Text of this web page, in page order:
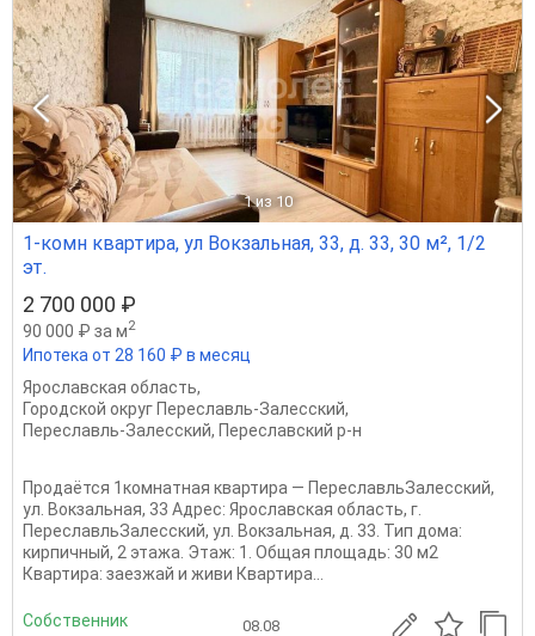
1 из 10
1-комн квартира, ул Вокзальная, 33, д. 33, 30 м², 1/2
эт.
2 700 000 ₽
90 000 ₽ за м2
Ипотека от 28 160 ₽ в месяц
Ярославская область,
Городской округ Переславль-Залесский,
Переславль-Залесский, Переславский р-н
Продаётся 1комнатная квартира — ПереславльЗалесский,
ул. Вокзальная, 33 Адрес: Ярославская область, г.
ПереславльЗалесский, ул. Вокзальная, д. 33. Тип дома:
кирпичный, 2 этажа. Этаж: 1. Общая площадь: 30 м2
Квартира: заезжай и живи Квартира...
Собственник 08.08